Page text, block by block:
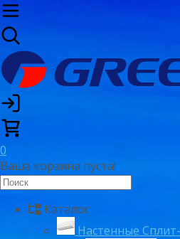
0
Ваша корзина пуста!
Каталог
Настенные